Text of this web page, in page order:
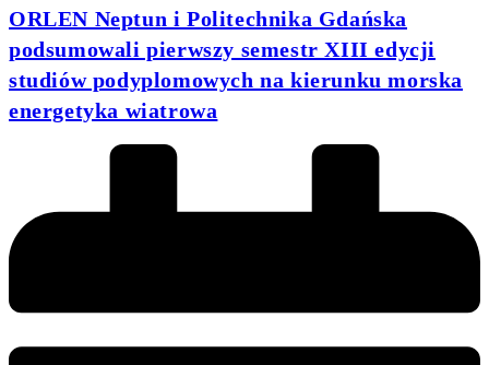
ORLEN Neptun i Politechnika Gdańska
podsumowali pierwszy semestr XIII edycji
studiów podyplomowych na kierunku morska
energetyka wiatrowa